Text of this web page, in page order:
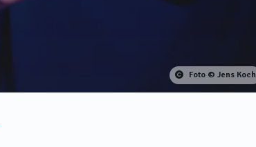
Foto © Jens Koch